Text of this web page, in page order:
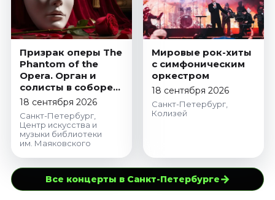
Призрак оперы The
Phantom of the
Opera. Орган и
солисты в соборе
при свечах
18 сентября 2026
Санкт-Петербург,
Центр искусства и
музыки библиотеки
им. Маяковского
Мировые рок-хиты
с симфоническим
оркестром
18 сентября 2026
Санкт-Петербург,
Колизей
Все концерты в Санкт-Петербурге→